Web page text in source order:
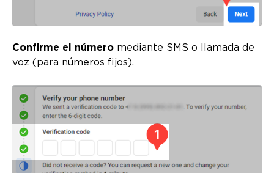
Confirme el número mediante SMS o llamada de
voz (para números fijos).